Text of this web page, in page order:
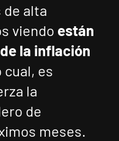
de alta
viendo están
la inflación
cual, es
la
de
meses.